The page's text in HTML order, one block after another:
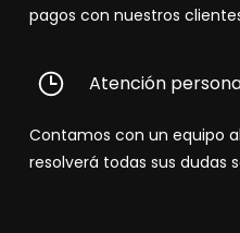
pagos con nuestros
Atención
Contamos con un equipo
resolverá todas sus dudas